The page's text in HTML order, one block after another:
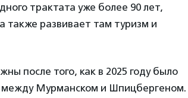
трактата уже более 90 лет,
также развивает там туризм и
после того, как в 2025 году было
между Мурманском и Шпицбергеном.